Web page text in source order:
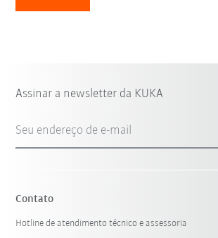
Assinar a newsletter da KUKA
Seu endereço de e-mail
Contato
Hotline de atendimento técnico e assessoria